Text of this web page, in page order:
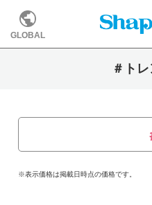
GLOBAL
＃ト
※表示価格は掲載日時点の価格です。